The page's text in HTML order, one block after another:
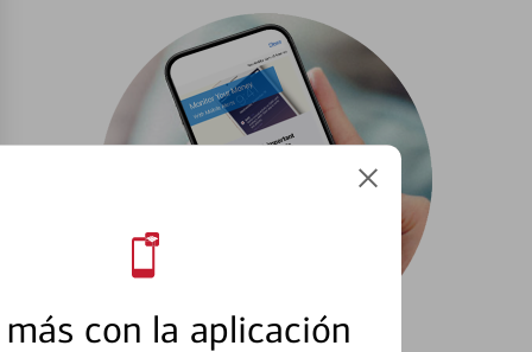
con la aplicación